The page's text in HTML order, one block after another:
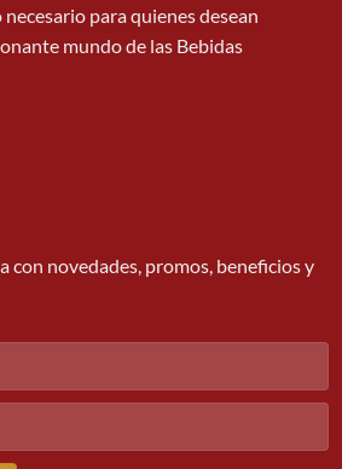
para quienes desean
mundo de las Bebidas
con novedades, promos, beneficios y